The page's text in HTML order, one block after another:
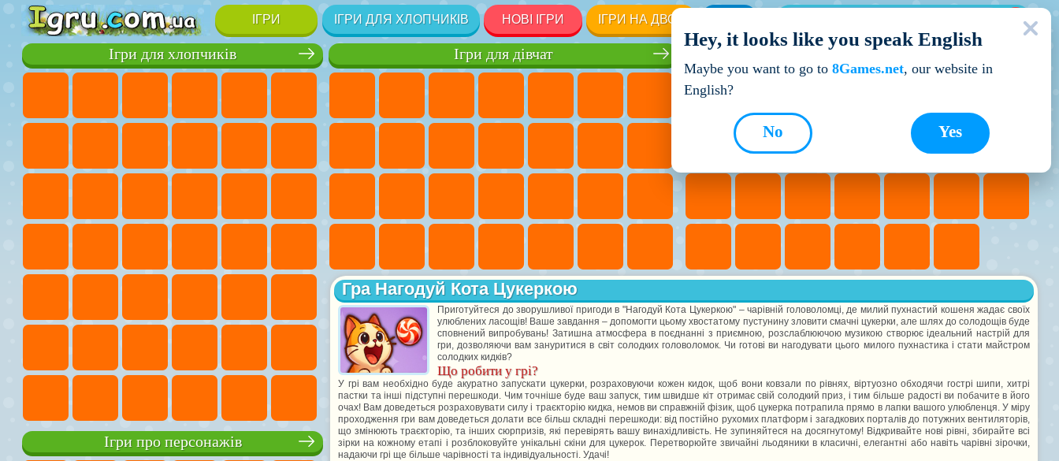
ІГРИ ІГРИ ДЛЯ ХЛОПЧИКІВ НОВІ ІГРИ ІГРИ НА ДВОХ
Кращі ігри
Ігри для дівчат
Ігри для хлопчиків
Ігри про персонажів
Гра Нагодуй Кота Цукеркою
Приготуйтеся до зворушливої пригоди в "Нагодуй Кота Цукеркою" – чарівній головоломці, де милий пухнастий кошеня жадає своїх
улюблених ласощів! Ваше завдання – допомогти цьому хвостатому пустунину зловити смачні цукерки, але шлях до солодощів буде
сповнений випробувань! Затишна атмосфера в поєднанні з приємною, розслаблюючою музикою створює ідеальний настрій для
гри, дозволяючи вам зануритися в світ солодких головоломок. Чи готові ви нагодувати цього милого пухнастика і стати майстром
солодких кидків?
Що робити у грі?
У грі вам необхідно буде акуратно запускати цукерки, розраховуючи кожен кидок, щоб вони ковзали по рівнях, віртуозно обходячи гострі шипи, хитрі
пастки та інші підступні перешкоди. Чим точніше буде ваш запуск, тим швидше кіт отримає свій солодкий приз, і тим більше радості ви побачите в його
очах! Вам доведеться розраховувати силу і траєкторію кидка, немов ви справжній фізик, щоб цукерка потрапила прямо в лапки вашого улюбленця. У міру
проходження гри вам доведеться долати все більш складні перешкоди: від постійно рухомих платформ і загадкових порталів до потужних вентиляторів,
що змінюють траєкторію, та інших сюрпризів, які перевірять вашу винахідливість. Не зупиняйтеся на досягнутому! Відкривайте нові рівні, збирайте всі
зірки на кожному етапі і розблоковуйте унікальні скіни для цукерок. Перетворюйте звичайні льодяники в класичні, елегантні або навіть чарівні зірочки,
надаючи грі ще більше чарівності та індивідуальності. Удачі!
Hey, it looks like you speak English
Maybe you want to go to 8Games.net, our website in
English?
Yes
No